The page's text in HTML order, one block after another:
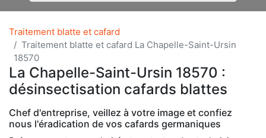
Traitement blatte et cafard
Traitement blatte et cafard La Chapelle-Saint-Ursin
18570
La Chapelle-Saint-Ursin 18570 :
désinsectisation cafards blattes
Chef d'entreprise, veillez à votre image et confiez
nous l'éradication de vos cafards germaniques